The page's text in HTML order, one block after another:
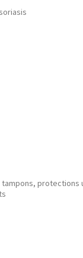
protections